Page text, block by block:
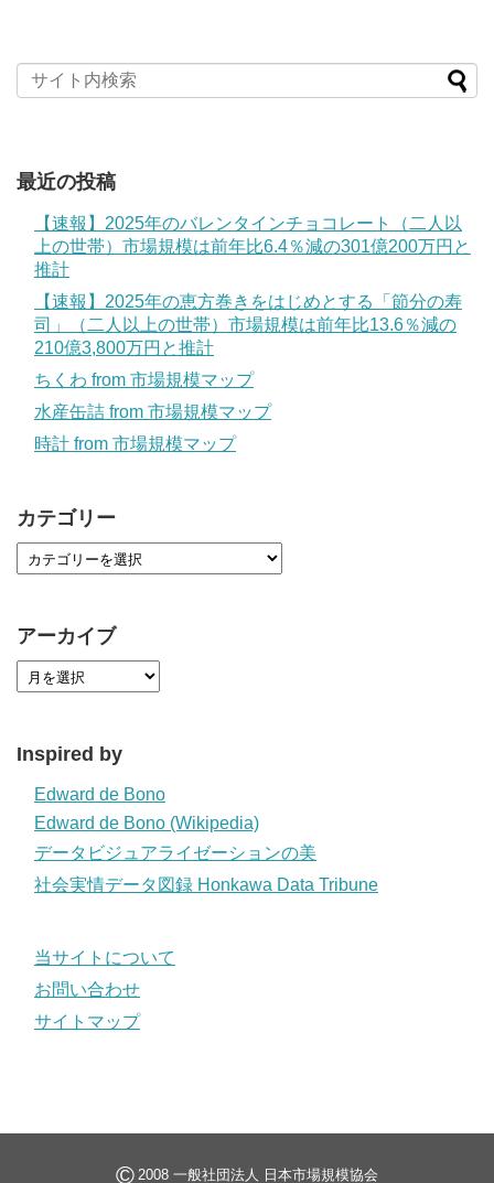
最近の投稿
【速報】2025年のバレンタインチョコレート（二人以
上の世帯）市場規模は前年比6.4％減の301億200万円と
推計
【速報】2025年の恵方巻きをはじめとする「節分の寿
司」（二人以上の世帯）市場規模は前年比13.6％減の
210億3,800万円と推計
ちくわ from 市場規模マップ
水産缶詰 from 市場規模マップ
時計 from 市場規模マップ
カテゴリー
アーカイブ
Inspired by
Edward de Bono
Edward de Bono (Wikipedia)
データビジュアライゼーションの美
社会実情データ図録 Honkawa Data Tribune
当サイトについて
お問い合わせ
サイトマップ
© 2008 一般社団法人 日本市場規模協会